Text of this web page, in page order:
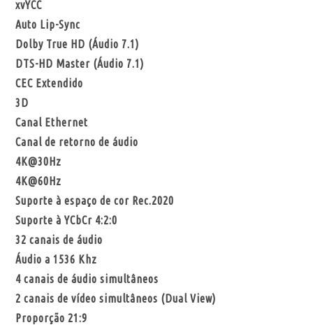
xvYCC
Auto Lip-Sync
Dolby True HD (Áudio 7.1)
DTS-HD Master (Áudio 7.1)
CEC Extendido
3D
Canal Ethernet
Canal de retorno de áudio
4K@30Hz
4K@60Hz
Suporte à espaço de cor Rec.2020
Suporte à YCbCr 4:2:0
32 canais de áudio
Áudio a 1536 Khz
4 canais de áudio simultâneos
2 canais de vídeo simultâneos (Dual View)
Proporção 21:9